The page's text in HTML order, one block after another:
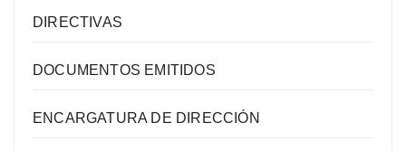
DIRECTIVAS
DOCUMENTOS EMITIDOS
ENCARGATURA DE DIRECCIÓN